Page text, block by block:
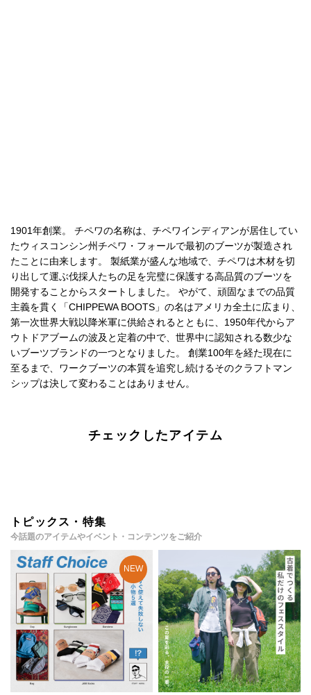
1901年創業。 チペワの名称は、チペワインディアンが居住してい
たウィスコンシン州チペワ・フォールで最初のブーツが製造され
たことに由来します。 製紙業が盛んな地域で、チペワは木材を切
り出して運ぶ伐採人たちの足を完璧に保護する高品質のブーツを
開発することからスタートしました。 やがて、頑固なまでの品質
主義を貫く「CHIPPEWA BOOTS」の名はアメリカ全土に広まり、
第一次世界大戦以降米軍に供給されるとともに、1950年代からア
ウトドアブームの波及と定着の中で、世界中に認知される数少な
いブーツブランドの一つとなりました。 創業100年を経た現在に
至るまで、ワークブーツの本質を追究し続けるそのクラフトマン
シップは決して変わることはありません。
チェックしたアイテム
トピックス・特集
今話題のアイテムやイベント・コンテンツをご紹介